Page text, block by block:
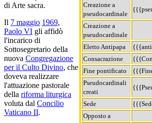
Creazione a
pseudocardinale
Creazione a
pseudocardinale
Eletto Antipapa
Consacrazione
Fine pontificato
Pseudocardinali
creati
Sede
Opposto a
di Arte sacra.
Il 7 maggio 1969,
Paolo VI gli affidò
l'incarico di
Sottosegretario della
nuova Congregazione
per il Culto Divino, che
doveva realizzare
l'attuazione pastorale
della riforma liturgica
voluta dal Concilio
Vaticano II.